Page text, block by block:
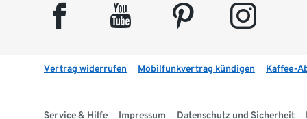
facebook youtube pinterest instagram
Vertrag widerrufen Mobilfunkvertrag kündigen Kaffee-
Service & Hilfe Impressum Datenschutz und Sicherheit